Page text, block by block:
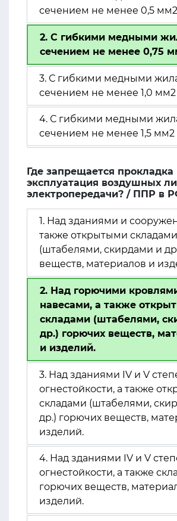
сечением не менее 0,5 мм2
2. С гибкими медными
сечением не менее 0,75
3. С гибкими медными
сечением не менее 1,0 мм2
4. С гибкими медными
сечением не менее 1,5 мм2
Где запрещается прокладка
эксплуатация воздушных
электропередачи? / ППР в
1. Над зданиями и
также открытыми складами
(штабелями, скирдами и
веществ, материалов и
2. Над горючими
навесами, а также
складами (штабелями,
др.) горючих веществ,
и изделий.
3. Над зданиями IV и V
огнестойкости, а также
складами (штабелями,
др.) горючих веществ,
изделий.
4. Над зданиями IV и V
огнестойкости, а также
горючих веществ,
изделий.